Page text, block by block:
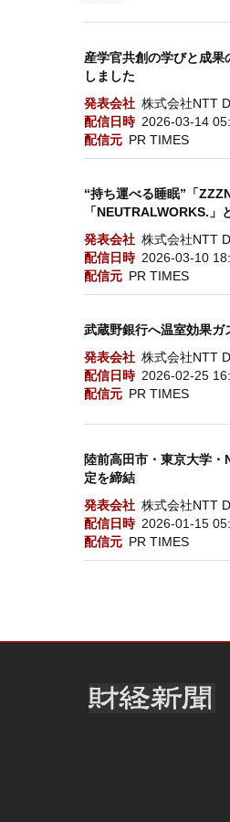
産学官共創の学びと成
しました
発表会社 株式会社NTT
配信日時 2026-03-14
配信元 PR TIMES
“持ち運べる睡眠”「
「NEUTRALWORKS.」
発表会社 株式会社NTT
配信日時 2026-03-10
配信元 PR TIMES
武蔵野銀行へ温室効果
発表会社 株式会社NTT
配信日時 2026-02-25
配信元 PR TIMES
陸前高田市・東京大学
定を締結
発表会社 株式会社NTT
配信日時 2026-01-15
配信元 PR TIMES